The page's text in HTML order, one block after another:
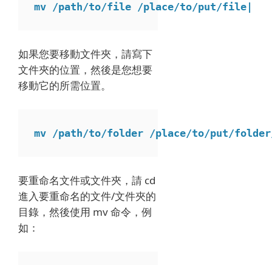
mv /path/to/file /place/to/put/file|
如果您要移動文件夾，請寫下
文件夾的位置，然後是您想要
移動它的所需位置。
mv /path/to/folder /place/to/put/
要重命名文件或文件夾，請 cd
進入要重命名的文件/文件夾的
目錄，然後使用 mv 命令，例
如：